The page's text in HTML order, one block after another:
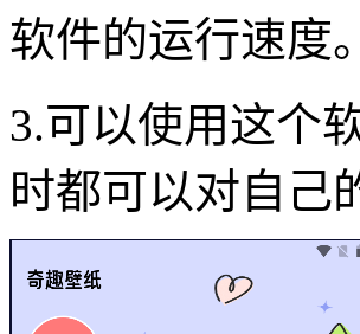
软件的运行速度。
3.可以使用这个
时都可以对自己